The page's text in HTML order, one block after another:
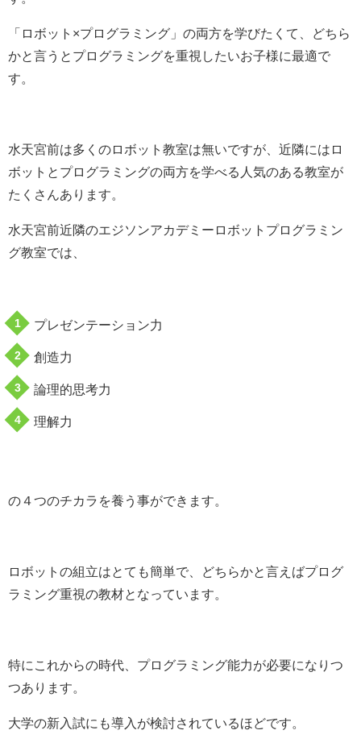
「ロボット×プログラミング」の両方を学びたくて、どちら
かと言うとプログラミングを重視したいお子様に最適で
す。
水天宮前は多くのロボット教室は無いですが、近隣にはロ
ボットとプログラミングの両方を学べる人気のある教室が
たくさんあります。
水天宮前近隣のエジソンアカデミーロボットプログラミン
グ教室では、
プレゼンテーション力
創造力
論理的思考力
理解力
の４つのチカラを養う事ができます。
ロボットの組立はとても簡単で、どちらかと言えばプログ
ラミング重視の教材となっています。
特にこれからの時代、プログラミング能力が必要になりつ
つあります。
大学の新入試にも導入が検討されているほどです。